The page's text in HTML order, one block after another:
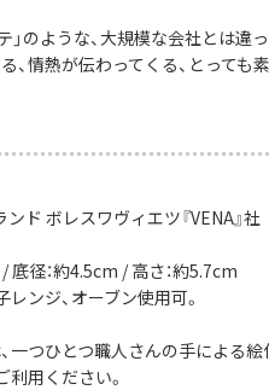
」のような、大規模な会社とは違っ
、情熱が伝わってくる、とっても
ド ボレスワヴィエツ『VENA』社
径：約4.5cm / 高さ：約5.7cm
ンジ、オーブン使用可。
一つひとつ職人さんの手による
利用ください。